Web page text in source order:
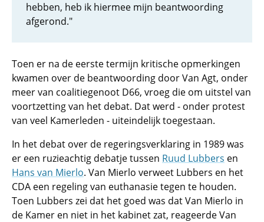
hebben, heb ik hiermee mijn beantwoording
afgerond."
Toen er na de eerste termijn kritische opmerkingen
kwamen over de beantwoording door Van Agt, onder
meer van coalitiegenoot D66, vroeg die om uitstel van
voortzetting van het debat. Dat werd - onder protest
van veel Kamerleden - uiteindelijk toegestaan.
In het debat over de regeringsverklaring in 1989 was
er een ruzieachtig debatje tussen Ruud Lubbers en
Hans van Mierlo. Van Mierlo verweet Lubbers en het
CDA een regeling van euthanasie tegen te houden.
Toen Lubbers zei dat het goed was dat Van Mierlo in
de Kamer en niet in het kabinet zat, reageerde Van